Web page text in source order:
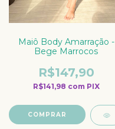
Maiô Body Amarração -
Bege Marrocos
R$147,90
R$141,98 com PIX
COMPRAR